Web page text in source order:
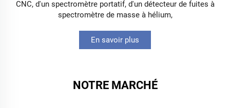
CNC, d'un spectromètre portatif, d'un détecteur de fuites à
spectromètre de masse à hélium,
En savoir plus
NOTRE MARCHÉ